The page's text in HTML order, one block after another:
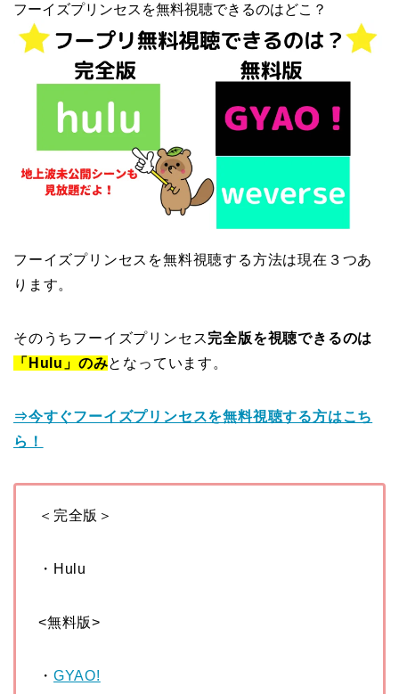
フーイズプリンセスを無料視聴できるのはどこ？
フーイズプリンセスを無料視聴する方法は現在３つあ
ります。
そのうちフーイズプリンセス完全版を視聴できるのは
「Hulu」のみとなっています。
⇒今すぐフーイズプリンセスを無料視聴する方はこち
ら！
＜完全版＞
・Hulu
<無料版>
・ GYAO!